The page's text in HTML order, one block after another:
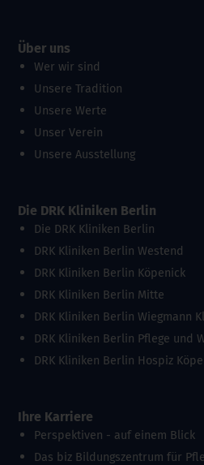
Über uns
Wer wir sind
Unsere Tradition
Unsere Werte
Unser Verein
Unsere Ausstellung
Die DRK Kliniken Berlin
Die DRK Kliniken Berlin
DRK Kliniken Berlin Westend
DRK Kliniken Berlin Köpenick
DRK Kliniken Berlin Mitte
DRK Kliniken Berlin Wiegmann
DRK Kliniken Berlin Pflege und
DRK Kliniken Berlin Hospiz
Ihre Karriere
Perspektiven - auf einem Blick
Das biz Bildungszentrum für